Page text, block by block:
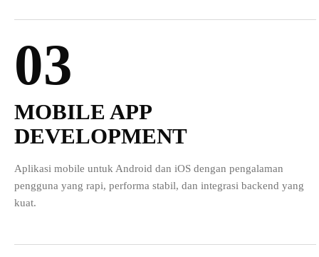
03
MOBILE APP
DEVELOPMENT
Aplikasi mobile untuk Android dan iOS dengan pengalaman
pengguna yang rapi, performa stabil, dan integrasi backend yang
kuat.